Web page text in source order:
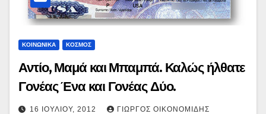
ΚΟΙΝΩΝΙΚΑ ΚΟΣΜΟΣ
Αντίο, Μαμά και Μπαμπά. Καλώς ήλθατε
Γονέας Ένα και Γονέας Δύο.
16 ΙΟΥΛΊΟΥ, 2012 ΓΙΏΡΓΟΣ ΟΙΚΟΝΟΜΊΔΗΣ